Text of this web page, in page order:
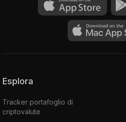
Esplora
Tracker portafoglio di
criptovalute